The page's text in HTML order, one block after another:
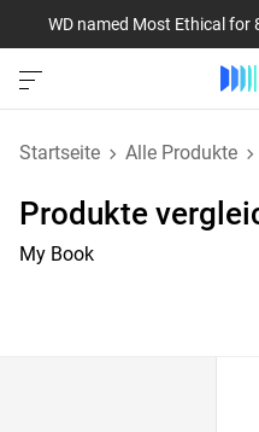
WD named Most Ethical for
Startseite Alle Produkte
Produkte
My Book